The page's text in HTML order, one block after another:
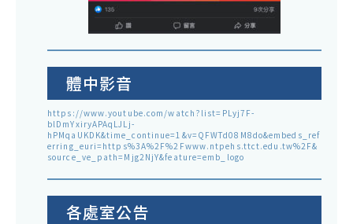
體中影音
https://www.youtube.com/watch?list=PLyj7F-
blDmYxiryAPAqLJLj-
hPMqaUKDK&time_continue=1&v=QFWTd08M8do&embeds_ref
erring_euri=https%3A%2F%2Fwww.ntpehs.ttct.edu.tw%2F&
source_ve_path=Mjg2NjY&feature=emb_logo
各處室公告